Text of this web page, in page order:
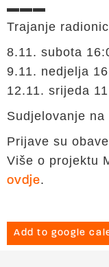
▬▬▬
Trajanje
8.11. subota
9.11. nedjelja
12.11. srijeda
Sudjelovanje
Prijave su
Više o projektu
ovdje.
Add to google